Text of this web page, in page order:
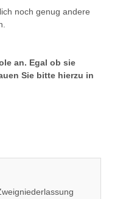
noch genug andere
an. Egal ob sie
Sie bitte hierzu in